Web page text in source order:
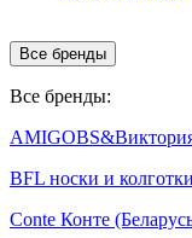
Все бренды
Все бренды:
BFL носки и колготки
Conte Конте